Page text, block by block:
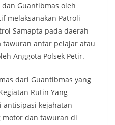
Guantibmas oleh
melaksanakan Patroli
Samapta pada daerah
tawuran antar pelajar atau
Anggota Polsek Petir.
dari Guantibmas yang
Rutin Yang
antisipasi kejahatan
motor dan tawuran di